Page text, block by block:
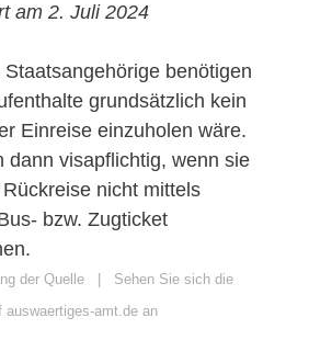
am 2. Juli 2024
benötigen
grundsätzlich kein
Einreise einzuholen wäre.
dann visapflichtig, wenn sie
nicht mittels
bzw. Zugticket
der Quelle
Sehen Sie sich die
amt.de an